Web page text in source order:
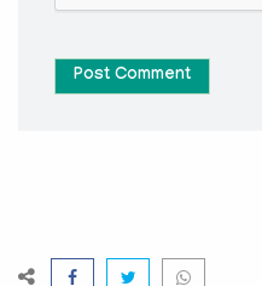
Post Comment